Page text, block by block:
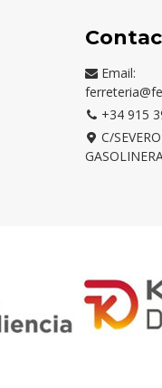
Email:
+34 915
C/